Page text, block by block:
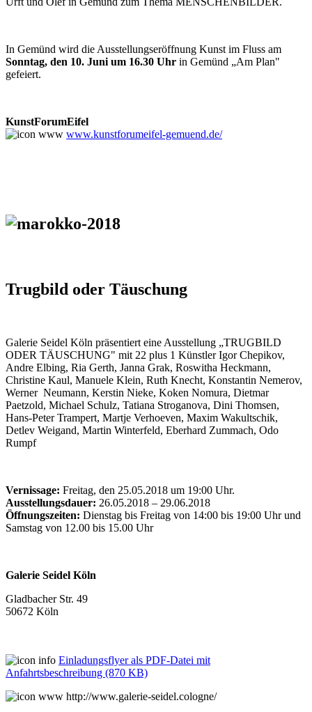
In Gemünd wird die Ausstellungseröffnung Kunst im Fluss am
Sonntag, den 10. Juni um 16.30 Uhr in Gemünd „Am Plan"
gefeiert.
KunstForumEifel
www.kunstforumeifel-gemuend.de/
Trugbild oder Täuschung
Galerie Seidel Köln präsentiert eine Ausstellung „TRUGBILD
ODER TÄUSCHUNG" mit 22 plus 1 Künstler Igor Chepikov,
Andre Elbing, Ria Gerth, Janna Grak, Roswitha Heckmann,
Christine Kaul, Manuele Klein, Ruth Knecht, Konstantin Nemerov,
Werner Neumann, Kerstin Nieke, Koken Nomura, Dietmar
Paetzold, Michael Schulz, Tatiana Stroganova, Dini Thomsen,
Hans-Peter Trampert, Martje Verhoeven, Maxim Wakultschik,
Detlev Weigand, Martin Winterfeld, Eberhard Zummach, Odo
Rumpf
Vernissage: Freitag, den 25.05.2018 um 19:00 Uhr.
Ausstellungsdauer: 26.05.2018 – 29.06.2018
Öffnungszeiten: Dienstag bis Freitag von 14:00 bis 19:00 Uhr und
Samstag von 12.00 bis 15.00 Uhr
Galerie Seidel Köln
Gladbacher Str. 49
50672 Köln
Einladungsflyer als PDF-Datei mit
Anfahrtsbeschreibung (870 KB)
http://www.galerie-seidel.cologne/